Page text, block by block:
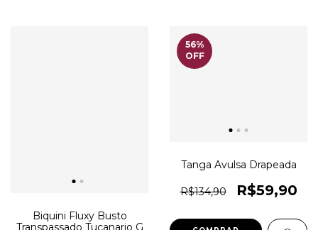
Biquini Fluxy Busto
Transpassado Tucanario G
56%
OFF
Tanga Avulsa Drapeada
R$134,90 R$59,90